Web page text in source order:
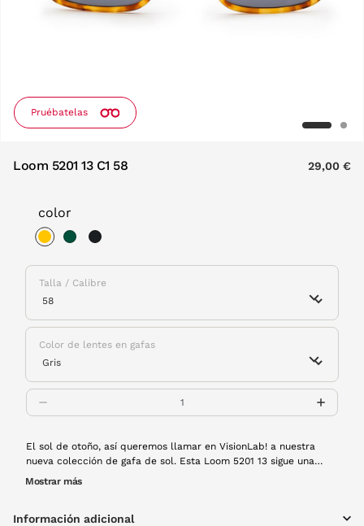
Pruébatelas
Loom 5201 13 C1 58 29,00 €
color
Talla / Calibre
Color de lentes en gafas
El sol de otoño, así queremos llamar en VisionLab! a nuestra
nueva colección de gafa de sol. Esta Loom 5201 13 sigue una
tendencia clásica de lineas rectangulares, en pasta color habana
Mostrar más
Información adicional